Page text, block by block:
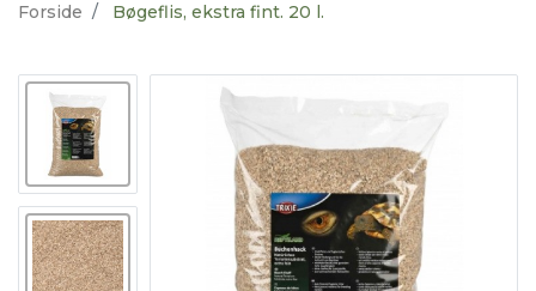
Forside Bøgeflis, ekstra fint. 20 l.